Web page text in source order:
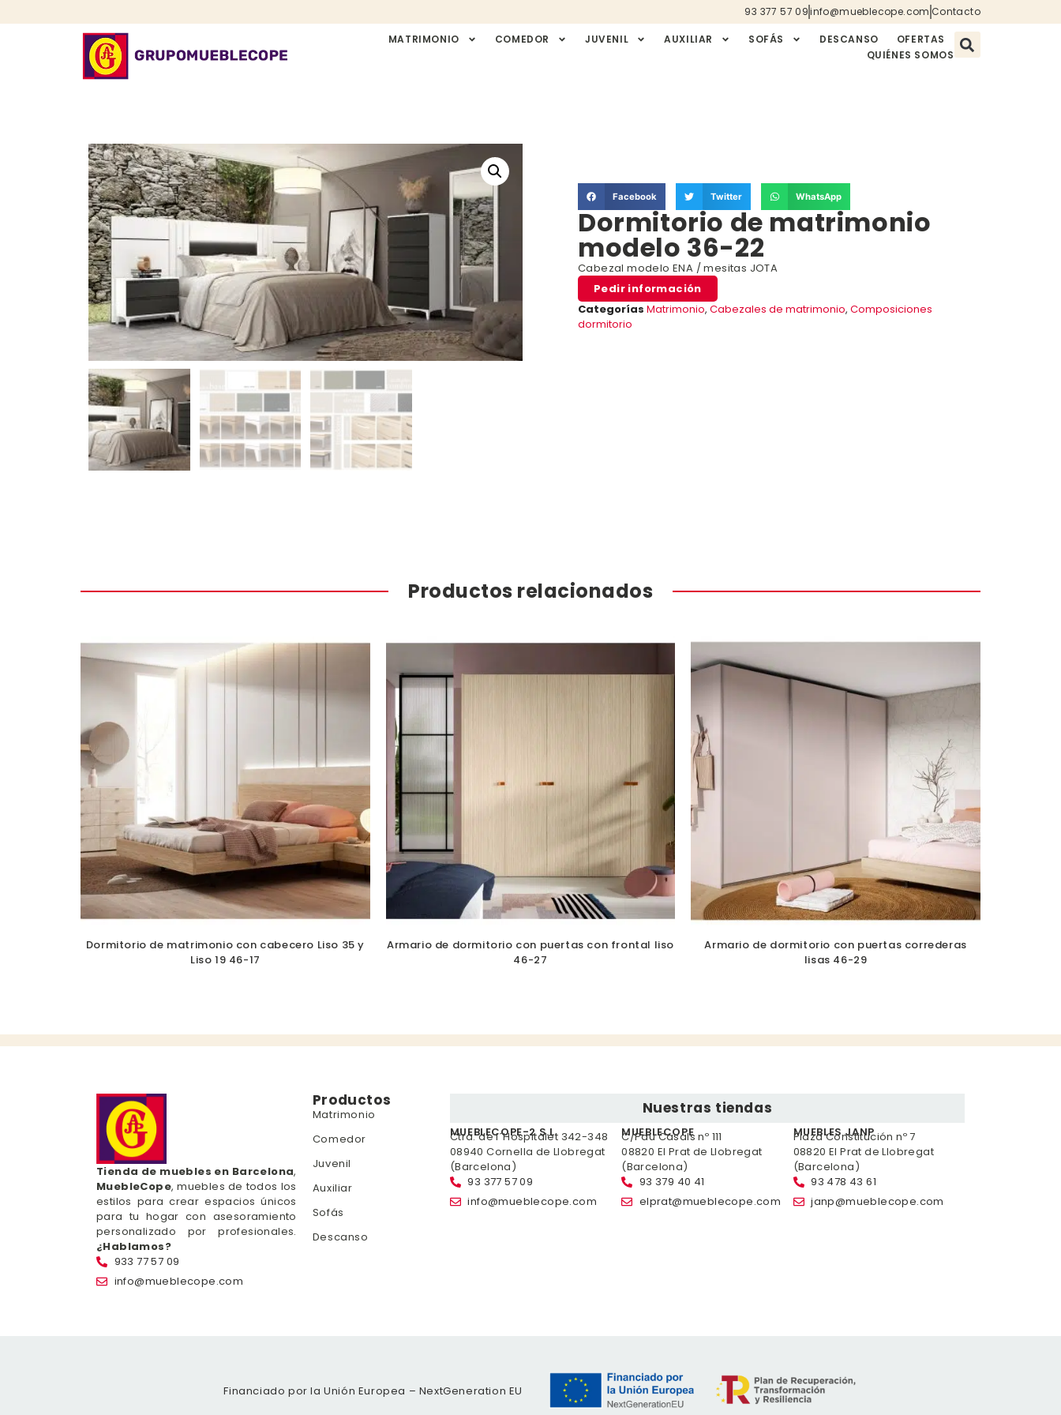
93 377 57 09info@mueblecope.com Contacto
MATRIMONIO COMEDOR JUVENIL AUXILIAR SOFÁS DESCANSO
OFERTAS
QUIÉNES SOMOS
Facebook Twitter WhatsApp
Dormitorio de matrimonio
modelo 36-22
Cabezal modelo ENA / mesitas JOTA
Pedir información
Categorías Matrimonio, Cabezales de matrimonio, Composiciones
dormitorio
Productos relacionados
Dormitorio de matrimonio con cabecero Liso 35 y
Liso 19 46-17
Armario de dormitorio con puertas con frontal liso
46-27
Armario de dormitorio con puertas correderas
lisas 46-29
Tienda de muebles en Barcelona,
MuebleCope, muebles de todos los
estilos para crear espacios únicos
para tu hogar con asesoramiento
personalizado por profesionales.
¿Hablamos?
933 77 57 09
info@mueblecope.com
Productos
Matrimonio
Comedor
Juvenil
Auxiliar
Sofás
Descanso
Nuestras tiendas
MUEBLECOPE-2 S.L.
Ctra. de l´Hospitalet 342-348
08940 Cornella de Llobregat
(Barcelona)
93 377 57 09
info@mueblecope.com
MUEBLECOPE
C/Pau Casals nº 111
08820 El Prat de Llobregat
(Barcelona)
93 379 40 41
elprat@mueblecope.com
MUEBLES JANP
Plaza Constitución nº 7
08820 El Prat de Llobregat
(Barcelona)
93 478 43 61
janp@mueblecope.com
Financiado por la Unión Europea – NextGeneration EU